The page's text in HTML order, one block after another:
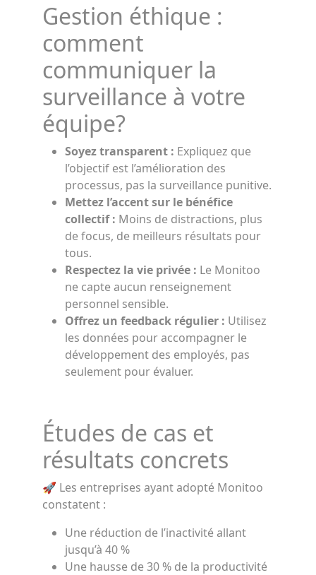
Gestion éthique :
comment
communiquer la
surveillance à votre
équipe?
Soyez transparent : Expliquez que
l’objectif est l’amélioration des
processus, pas la surveillance punitive.
Mettez l’accent sur le bénéfice
collectif : Moins de distractions, plus
de focus, de meilleurs résultats pour
tous.
Respectez la vie privée : Le Monitoo
ne capte aucun renseignement
personnel sensible.
Offrez un feedback régulier : Utilisez
les données pour accompagner le
développement des employés, pas
seulement pour évaluer.
Études de cas et
résultats concrets
🚀 Les entreprises ayant adopté Monitoo
constatent :
Une réduction de l’inactivité allant
jusqu’à 40 %
Une hausse de 30 % de la productivité